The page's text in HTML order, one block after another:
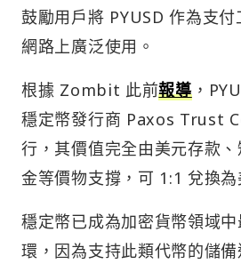
鼓勵用戶將 PYUSD 作為支
網路上廣泛使用。
根據 Zombit 此前報導，
穩定幣發行商 Paxos Trust
行，其價值完全由美元存款
金等價物支撐，可 1:1 兌換為
穩定幣已成為加密貨幣領域
環，因為支持此類代幣的儲